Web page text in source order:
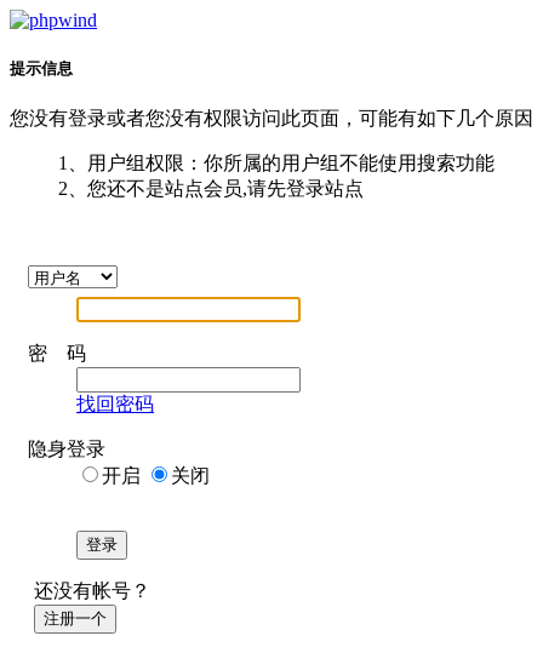
提示信息
您没有登录或者您没有权限访问此页面，可能有如下几个原因
1、用户组权限：你所属的用户组不能使用搜索功能
2、您还不是站点会员,请先登录站点
密 码
找回密码
隐身登录
开启
关闭
登录
还没有帐号？
注册一个